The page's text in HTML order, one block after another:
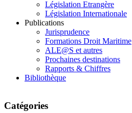
Législation Etrangère
Législation Internationale
Publications
Jurisprudence
Formations Droit Maritime
ALE@S et autres
Prochaines destinations
Rapports & Chiffres
Bibliothèque
Catégories